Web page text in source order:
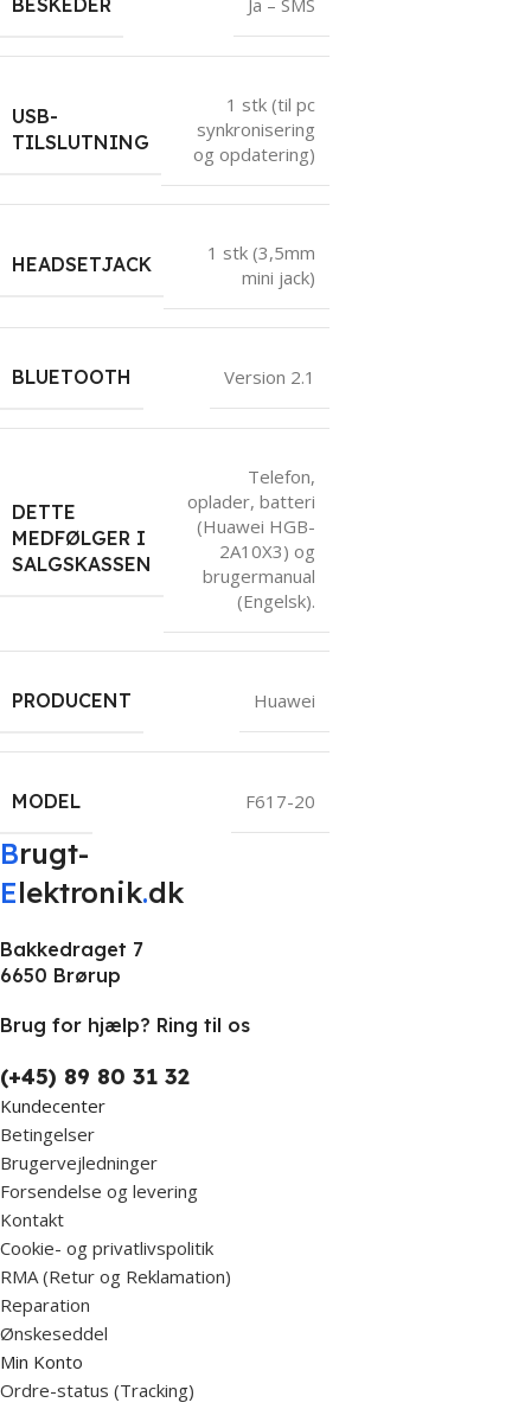
USB-
TILSLUTNING
1 stk (til pc
synkronisering
og opdatering)
HEADSETJACK
1 stk (3,5mm
mini jack)
BLUETOOTH Version 2.1
DETTE
MEDFØLGER I
SALGSKASSEN
Telefon,
oplader, batteri
(Huawei HGB-
2A10X3) og
brugermanual
(Engelsk).
PRODUCENT Huawei
MODEL F617-20
Brugt-
Elektronik.dk
Bakkedraget 7
6650 Brørup
Brug for hjælp? Ring til os
(+45) 89 80 31 32
Kundecenter
Betingelser
Brugervejledninger
Forsendelse og levering
Kontakt
Cookie- og privatlivspolitik
RMA (Retur og Reklamation)
Reparation
Ønskeseddel
Min Konto
Ordre-status (Tracking)